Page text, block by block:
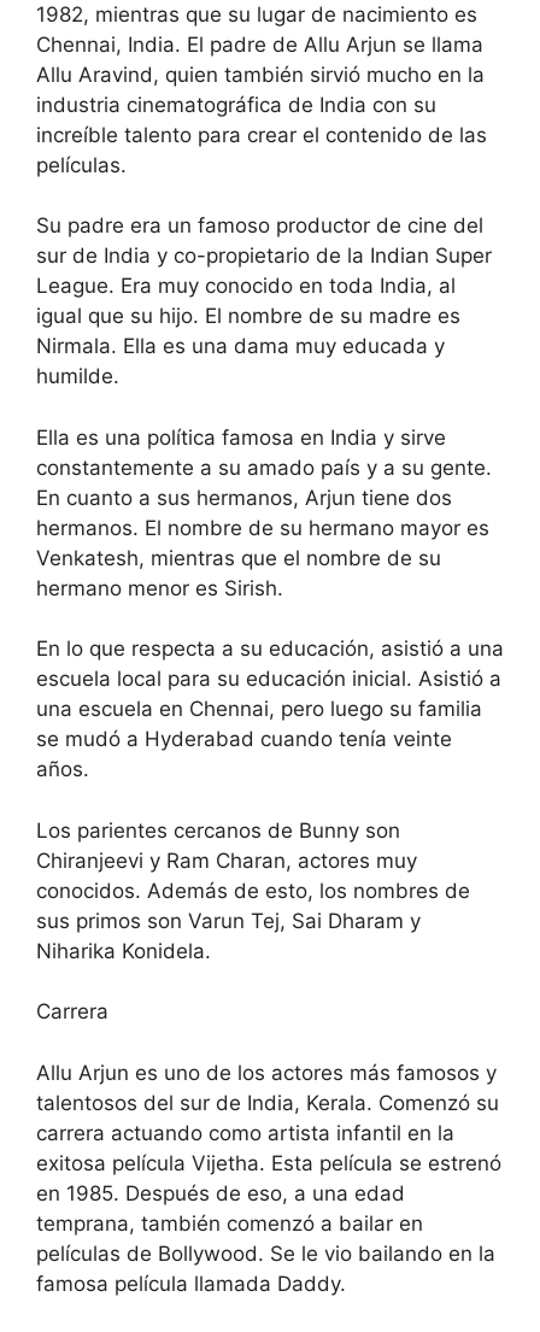
1982, mientras que su lugar de nacimiento es
Chennai, India. El padre de Allu Arjun se llama
Allu Aravind, quien también sirvió mucho en la
industria cinematográfica de India con su
increíble talento para crear el contenido de las
películas.
Su padre era un famoso productor de cine del
sur de India y co-propietario de la Indian Super
League. Era muy conocido en toda India, al
igual que su hijo. El nombre de su madre es
Nirmala. Ella es una dama muy educada y
humilde.
Ella es una política famosa en India y sirve
constantemente a su amado país y a su gente.
En cuanto a sus hermanos, Arjun tiene dos
hermanos. El nombre de su hermano mayor es
Venkatesh, mientras que el nombre de su
hermano menor es Sirish.
En lo que respecta a su educación, asistió a una
escuela local para su educación inicial. Asistió a
una escuela en Chennai, pero luego su familia
se mudó a Hyderabad cuando tenía veinte
años.
Los parientes cercanos de Bunny son
Chiranjeevi y Ram Charan, actores muy
conocidos. Además de esto, los nombres de
sus primos son Varun Tej, Sai Dharam y
Niharika Konidela.
Carrera
Allu Arjun es uno de los actores más famosos y
talentosos del sur de India, Kerala. Comenzó su
carrera actuando como artista infantil en la
exitosa película Vijetha. Esta película se estrenó
en 1985. Después de eso, a una edad
temprana, también comenzó a bailar en
películas de Bollywood. Se le vio bailando en la
famosa película llamada Daddy.